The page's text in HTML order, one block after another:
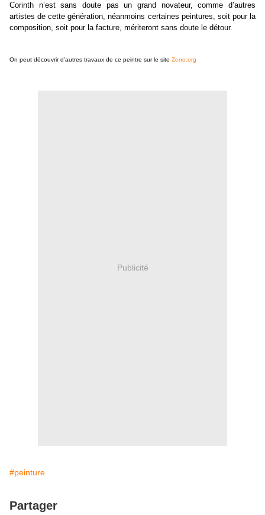
Corinth n’est sans doute pas un grand novateur, comme d’autres
artistes de cette génération, néanmoins certaines peintures, soit pour la
composition, soit pour la facture, mériteront sans doute le détour.
On peut découvrir d'autres travaux de ce peintre sur le site Zeno.org
Publicité
#peinture
Partager